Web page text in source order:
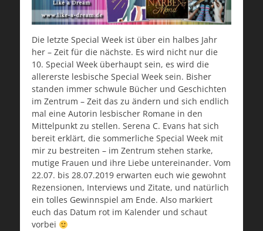
Die letzte Special Week ist über ein halbes Jahr
her – Zeit für die nächste. Es wird nicht nur die
10. Special Week überhaupt sein, es wird die
allererste lesbische Special Week sein. Bisher
standen immer schwule Bücher und Geschichten
im Zentrum – Zeit das zu ändern und sich endlich
mal eine Autorin lesbischer Romane in den
Mittelpunkt zu stellen. Serena C. Evans hat sich
bereit erklärt, die sommerliche Special Week mit
mir zu bestreiten – im Zentrum stehen starke,
mutige Frauen und ihre Liebe untereinander. Vom
22.07. bis 28.07.2019 erwarten euch wie gewohnt
Rezensionen, Interviews und Zitate, und natürlich
ein tolles Gewinnspiel am Ende. Also markiert
euch das Datum rot im Kalender und schaut
vorbei